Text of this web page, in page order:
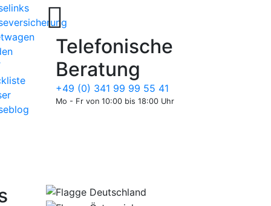
Telefonische
Beratung
+49 (0) 341 99 99 55 41
Mo - Fr von 10:00 bis 18:00 Uhr